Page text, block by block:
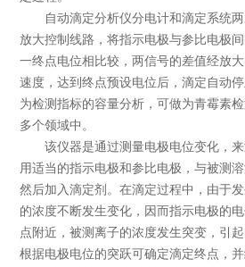
自动滴定分析仪分电计和滴定系统两
放大控制线路，将指示电极与参比电极
一终点电位相比较，两信号的差值经放
速度，达到终点预设电位后，滴定自动
为检测指标的容量分析，可做为青霉素
多个领域中。
该仪器是通过测量电极电位变化，来
用适当的指示电极和参比电极，与被测
然后加入滴定剂。在滴定过程中，由于
的浓度不断发生变化，因而指示电极的
点附近，被测离子的浓度发生突变，引
根据电极电位的突跃可确定滴定终点，并